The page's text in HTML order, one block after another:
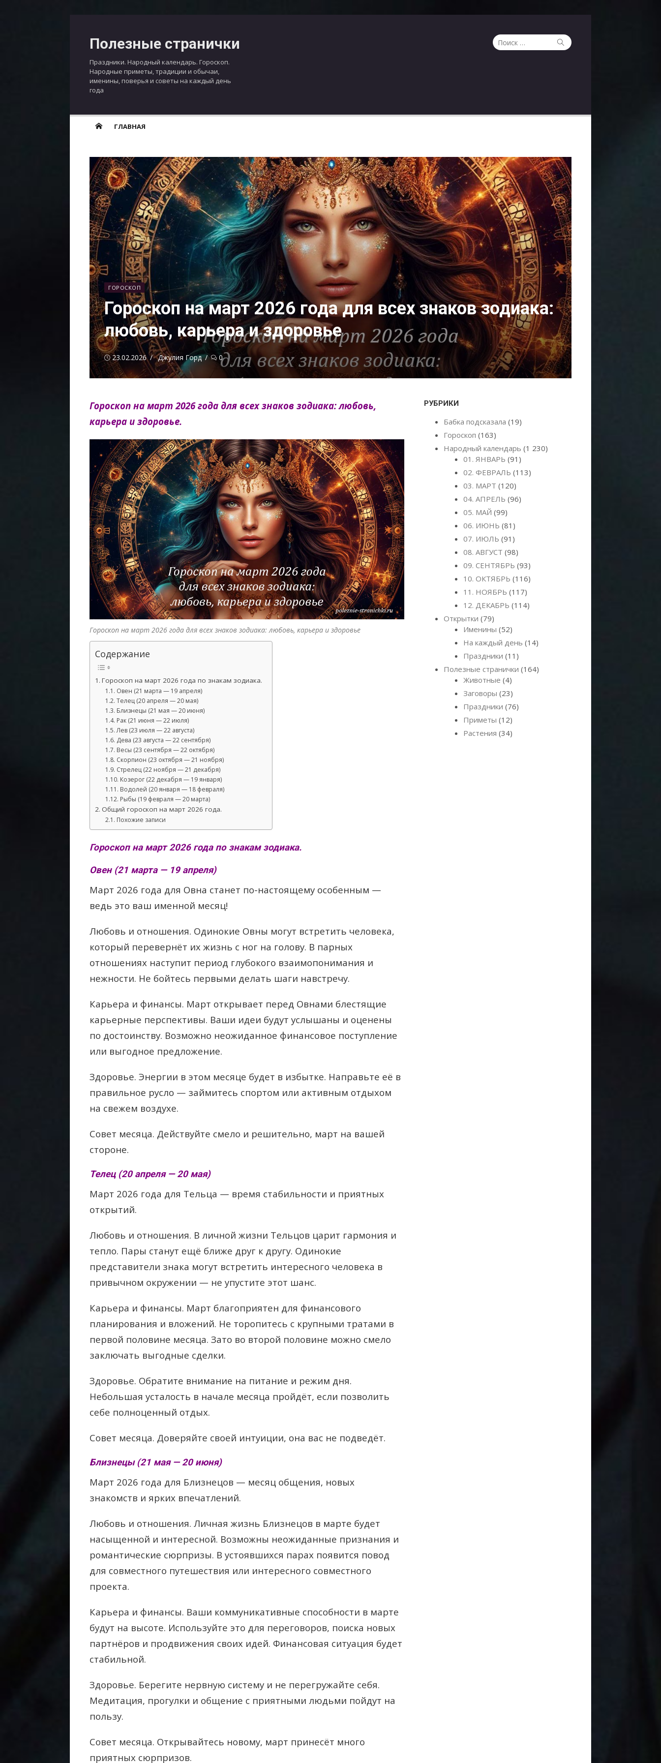
Полезные странички
Праздники. Народный календарь. Гороскоп.
Народные приметы, традиции и обычаи,
именины, поверья и советы на каждый день
года
Поиск
по:
Поиск
ГЛАВНАЯ
ГОРОСКОП
Гороскоп на март 2026 года для всех знаков зодиака:
любовь, карьера и здоровье
Опубликовано
23.02.2026 Автор
Джулия Горд 0
Гороскоп на март 2026 года для всех знаков зодиака: любовь,
карьера и здоровье.
Гороскоп на март 2026 года для всех знаков зодиака: любовь, карьера и здоровье
Содержание
Гороскоп на март 2026 года по знакам зодиака.
Овен (21 марта — 19 апреля)
Телец (20 апреля — 20 мая)
Близнецы (21 мая — 20 июня)
Рак (21 июня — 22 июля)
Лев (23 июля — 22 августа)
Дева (23 августа — 22 сентября)
Весы (23 сентября — 22 октября)
Скорпион (23 октября — 21 ноября)
Стрелец (22 ноября — 21 декабря)
Козерог (22 декабря — 19 января)
Водолей (20 января — 18 февраля)
Рыбы (19 февраля — 20 марта)
Общий гороскоп на март 2026 года.
Похожие записи
Гороскоп на март 2026 года по знакам зодиака.
Овен (21 марта — 19 апреля)
Март 2026 года для Овна станет по-настоящему особенным —
ведь это ваш именной месяц!
Любовь и отношения. Одинокие Овны могут встретить человека,
который перевернёт их жизнь с ног на голову. В парных
отношениях наступит период глубокого взаимопонимания и
нежности. Не бойтесь первыми делать шаги навстречу.
Карьера и финансы. Март открывает перед Овнами блестящие
карьерные перспективы. Ваши идеи будут услышаны и оценены
по достоинству. Возможно неожиданное финансовое поступление
или выгодное предложение.
Здоровье. Энергии в этом месяце будет в избытке. Направьте её в
правильное русло — займитесь спортом или активным отдыхом
на свежем воздухе.
Совет месяца. Действуйте смело и решительно, март на вашей
стороне.
Телец (20 апреля — 20 мая)
Март 2026 года для Тельца — время стабильности и приятных
открытий.
Любовь и отношения. В личной жизни Тельцов царит гармония и
тепло. Пары станут ещё ближе друг к другу. Одинокие
представители знака могут встретить интересного человека в
привычном окружении — не упустите этот шанс.
Карьера и финансы. Март благоприятен для финансового
планирования и вложений. Не торопитесь с крупными тратами в
первой половине месяца. Зато во второй половине можно смело
заключать выгодные сделки.
Здоровье. Обратите внимание на питание и режим дня.
Небольшая усталость в начале месяца пройдёт, если позволить
себе полноценный отдых.
Совет месяца. Доверяйте своей интуиции, она вас не подведёт.
Близнецы (21 мая — 20 июня)
Март 2026 года для Близнецов — месяц общения, новых
знакомств и ярких впечатлений.
Любовь и отношения. Личная жизнь Близнецов в марте будет
насыщенной и интересной. Возможны неожиданные признания и
романтические сюрпризы. В устоявшихся парах появится повод
для совместного путешествия или интересного совместного
проекта.
Карьера и финансы. Ваши коммуникативные способности в марте
будут на высоте. Используйте это для переговоров, поиска новых
партнёров и продвижения своих идей. Финансовая ситуация будет
стабильной.
Здоровье. Берегите нервную систему и не перегружайте себя.
Медитация, прогулки и общение с приятными людьми пойдут на
пользу.
Совет месяца. Открывайтесь новому, март принесёт много
приятных сюрпризов.
РУБРИКИ
Бабка подсказала (19)
Гороскоп (163)
Народный календарь (1 230)
01. ЯНВАРЬ (91)
02. ФЕВРАЛЬ (113)
03. МАРТ (120)
04. АПРЕЛЬ (96)
05. МАЙ (99)
06. ИЮНЬ (81)
07. ИЮЛЬ (91)
08. АВГУСТ (98)
09. СЕНТЯБРЬ (93)
10. ОКТЯБРЬ (116)
11. НОЯБРЬ (117)
12. ДЕКАБРЬ (114)
Открытки (79)
Именины (52)
На каждый день (14)
Праздники (11)
Полезные странички (164)
Животные (4)
Заговоры (23)
Праздники (76)
Приметы (12)
Растения (34)